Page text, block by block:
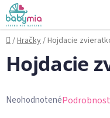
Prejsť
na
obsah
Domov
/Hračky/Hojdacie
Hojdacie
Priemerné
Neohodnotené